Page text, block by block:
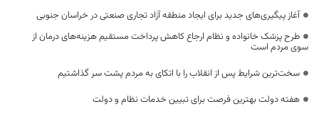
آغاز پیگیری‌های جدید برای ایجاد منطقه آزاد تجاری صنعتی در خراسان جنوبی
طرح پزشک خانواده و نظام ارجاع کاهش پرداخت مستقیم هزینه‌های درمان از
سوی مردم است
سخت‌ترین شرایط پس از انقلاب را با اتکای به مردم پشت سر گذاشتیم
هفته دولت بهترین فرصت برای تبیین خدمات نظام و دولت